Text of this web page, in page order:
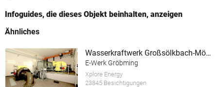
Infoguides, die dieses Objekt beinhalten, anzeigen
Ähnliches
Wasserkraftwerk Großsölkbach-Mössna mit E-Ladestation
E-Werk Gröbming
Xplore Energy
23845 Besichtigungen